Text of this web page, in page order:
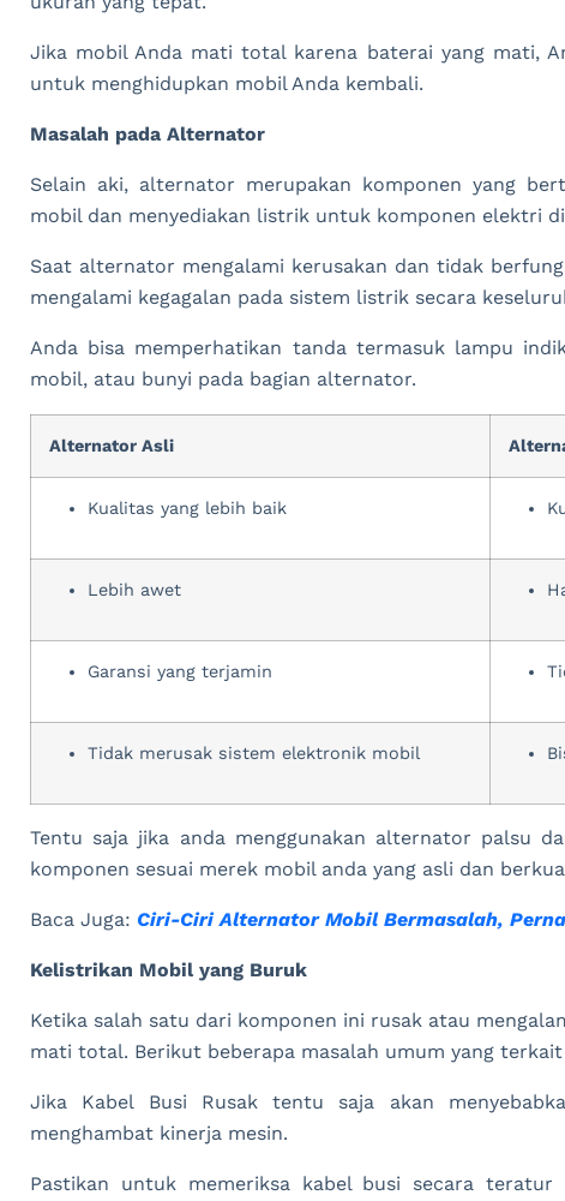
Jika mobil Anda mati total karena baterai yang mati,
untuk menghidupkan mobil Anda kembali.
Masalah pada Alternator
Selain aki, alternator merupakan komponen yang
mobil dan menyediakan listrik untuk komponen elektri
Saat alternator mengalami kerusakan dan tidak
mengalami kegagalan pada sistem listrik secara
Anda bisa memperhatikan tanda termasuk lampu
mobil, atau bunyi pada bagian alternator.
Alternator Asli
Kualitas yang lebih baik
Lebih awet
Garansi yang terjamin
Tidak merusak sistem elektronik mobil
Tentu saja jika anda menggunakan alternator palsu
komponen sesuai merek mobil anda yang asli dan
Baca Juga: Ciri-Ciri Alternator Mobil Bermasalah,
Kelistrikan Mobil yang Buruk
Ketika salah satu dari komponen ini rusak atau
mati total. Berikut beberapa masalah umum yang
Jika Kabel Busi Rusak tentu saja akan
menghambat kinerja mesin.
Pastikan untuk memeriksa kabel busi secara